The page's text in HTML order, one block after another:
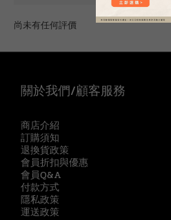
尚未有任何評價
關於我們/顧客服務
商店介紹
訂購須知
退換貨政策
會員折扣與優惠
會員Q&A
付款方式
隱私政策
運送政策